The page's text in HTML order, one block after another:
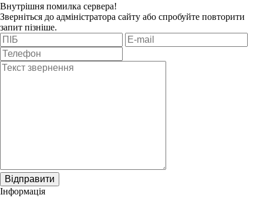
Внутрішня помилка сервера!
Зверніться до адміністратора сайту або спробуйте повторити
запит пізніше.
Відправити
Інформація